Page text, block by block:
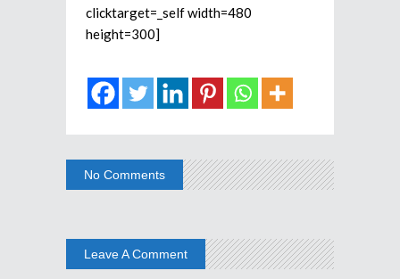
clicktarget=_self width=480
height=300]
No Comments
Leave A Comment